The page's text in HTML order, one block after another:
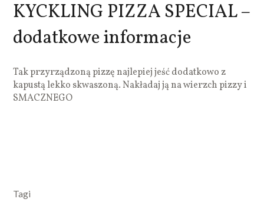
KYCKLING PIZZA SPECIAL –
dodatkowe informacje
Tak przyrządzoną pizzę najlepiej jeść dodatkowo z
kapustą lekko skwaszoną. Nakładaj ją na wierzch pizzy i
SMACZNEGO
Tagi